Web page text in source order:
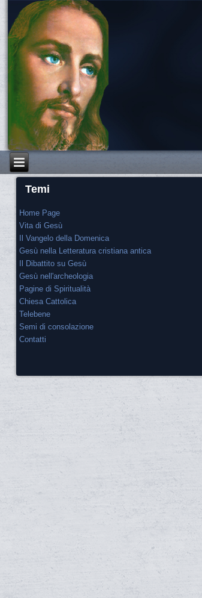
Temi
Home Page
Vita di Gesù
Il Vangelo della Domenica
Gesù nella Letteratura cristiana antica
Il Dibattito su Gesù
Gesù nell'archeologia
Pagine di Spiritualità
Chiesa Cattolica
Telebene
Semi di consolazione
Contatti